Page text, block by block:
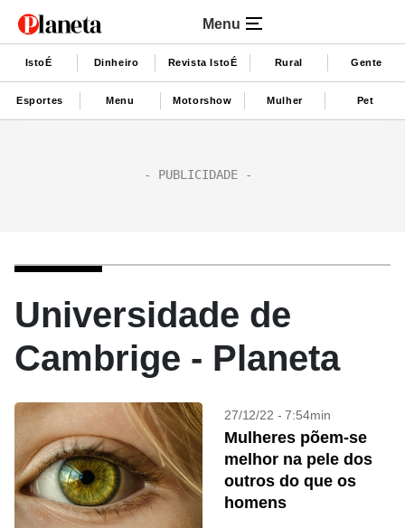
Menu
IstoÉ Dinheiro Revista IstoÉ Rural Gente
Esportes Menu Motorshow Mulher Pet
Universidade de
Cambrige - Planeta
27/12/22 - 7:54min
Mulheres põem-se
melhor na pele dos
outros do que os
homens